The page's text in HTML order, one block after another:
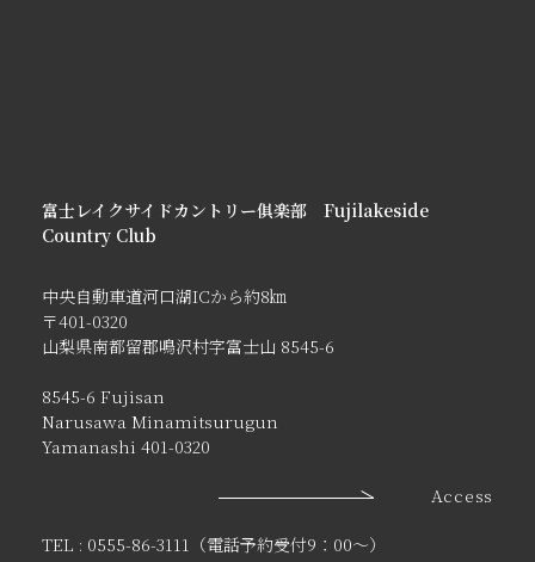
富士レイクサイドカントリー俱楽部 Fujilakeside
Country Club
中央自動車道河口湖ICから約8㎞
〒401-0320
山梨県南都留郡鳴沢村字富士山 8545-6
8545-6 Fujisan
Narusawa Minamitsurugun
Yamanashi 401-0320
Access
TEL : 0555-86-3111（電話予約受付9：00〜）